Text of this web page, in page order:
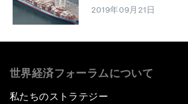
2019年09月21日
世界経済フォーラムについて
私たちのストラテジー